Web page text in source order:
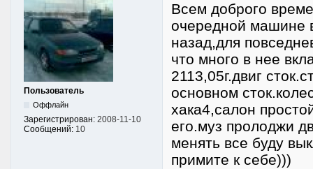
Пользователь
Оффлайн
Зарегистрирован: 2008-11-10
Сообщений: 10
Всем доброго
очередной машине
назад,для
что много в нее
2113,05г.двиг
основном
хака4,салон
его.муз пролоджи
менять все буду
примите к себе)))